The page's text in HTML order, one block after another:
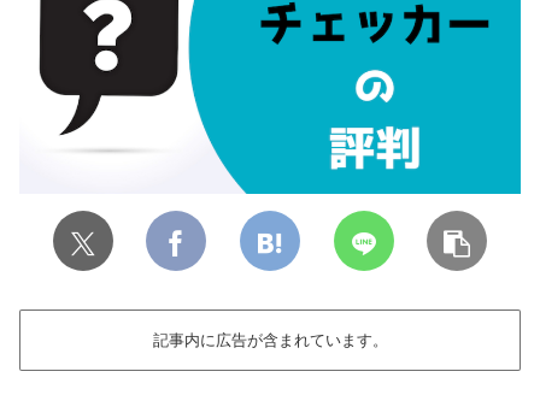
記事内に広告が含まれています。